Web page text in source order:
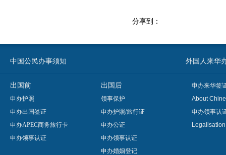
分享到：
中国公民办事须知 外国人来华
出国前
申办护照
申办出国签证
申办APEC商务旅行卡
申办领事认证
出国后
领事保护
申办护照/旅行证
申办公证
申办领事认证
申办婚姻登记
申办来华签
About
申办领事认